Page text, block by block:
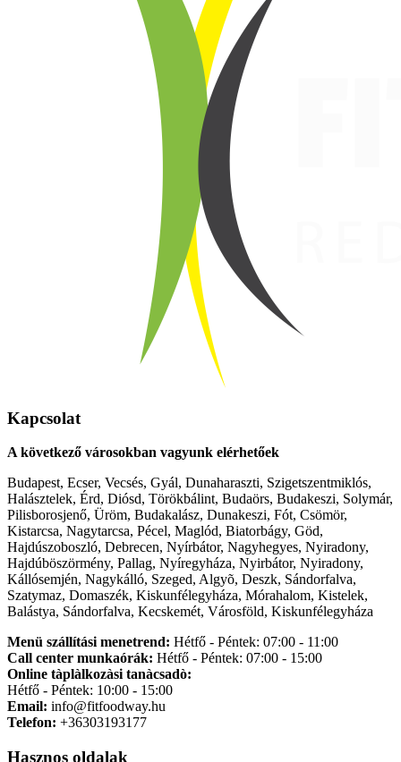
Kapcsolat
A következő városokban vagyunk elérhetőek
Budapest, Ecser, Vecsés, Gyál, Dunaharaszti, Szigetszentmiklós,
Halásztelek, Érd, Diósd, Törökbálint, Budaörs, Budakeszi, Solymár,
Pilisborosjenő, Üröm, Budakalász, Dunakeszi, Fót, Csömör,
Kistarcsa, Nagytarcsa, Pécel, Maglód, Biatorbágy, Göd,
Hajdúszoboszló, Debrecen, Nyírbátor, Nagyhegyes, Nyiradony,
Hajdúböszörmény, Pallag, Nyíregyháza, Nyirbátor, Nyiradony,
Kállósemjén, Nagykálló, Szeged, Algyõ, Deszk, Sándorfalva,
Szatymaz, Domaszék, Kiskunfélegyháza, Mórahalom, Kistelek,
Balástya, Sándorfalva, Kecskemét, Városföld, Kiskunfélegyháza
Menü szállítási menetrend: Hétfő - Péntek: 07:00 - 11:00
Call center munkaórák: Hétfő - Péntek: 07:00 - 15:00
Online tàplàlkozàsi tanàcsadò:
Hétfő - Péntek: 10:00 - 15:00
Email: info@fitfoodway.hu
Telefon: +36303193177
Hasznos oldalak